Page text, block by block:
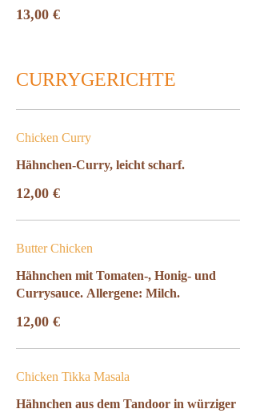
13,00 €
CURRYGERICHTE
Chicken Curry
Hähnchen-Curry, leicht scharf.
12,00 €
Butter Chicken
Hähnchen mit Tomaten-, Honig- und
Currysauce. Allergene: Milch.
12,00 €
Chicken Tikka Masala
Hähnchen aus dem Tandoor in würziger